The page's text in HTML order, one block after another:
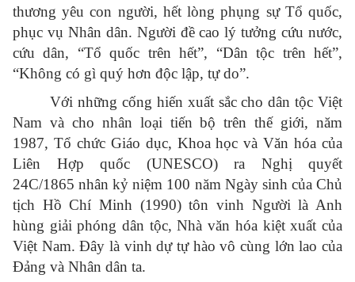
thương yêu con người, hết lòng phụng sự Tổ quốc,
phục vụ Nhân dân. Người đề cao lý tưởng cứu nước,
cứu dân, “Tổ quốc trên hết”, “Dân tộc trên hết”,
“Không có gì quý hơn độc lập, tự do”.
Với những cống hiến xuất sắc cho dân tộc Việt
Nam và cho nhân loại tiến bộ trên thế giới, năm
1987, Tổ chức Giáo dục, Khoa học và Văn hóa của
Liên Hợp quốc (UNESCO) ra Nghị quyết
24C/1865 nhân kỷ niệm 100 năm Ngày sinh của Chủ
tịch Hồ Chí Minh (1990) tôn vinh Người là Anh
hùng giải phóng dân tộc, Nhà văn hóa kiệt xuất của
Việt Nam. Đây là vinh dự tự hào vô cùng lớn lao của
Đảng và Nhân dân ta.